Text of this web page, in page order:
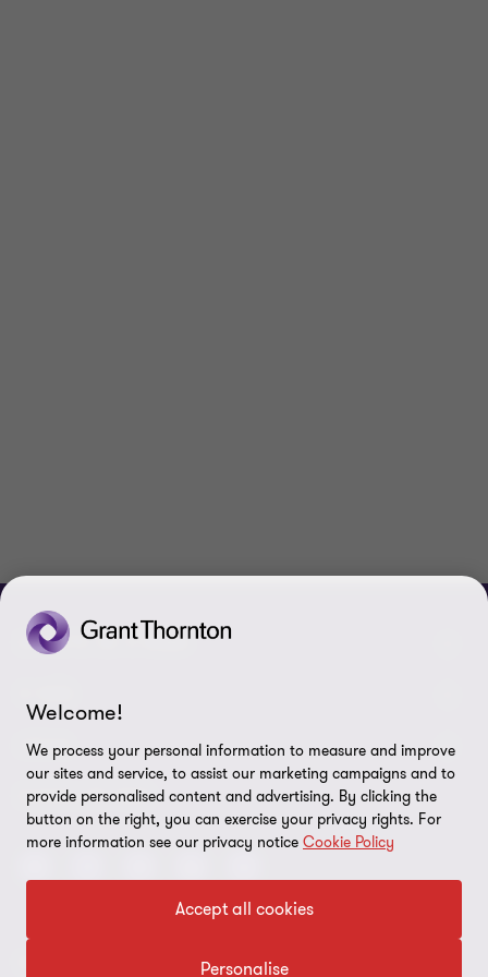
SPOJTE SE S NÁMI
Naši experti
Naše kanceláře
Volné pozice
Grant Thornton v Česku
Grant Thornton ve světě
Firemní Novinky
ESG report 2025
LEGAL
Právní pokyny
Ochrana osobních údajů
Imprint
SLEDUJTE NÁS
© 2026 Grant Thornton - Všechna práva vyhrazena.
Welcome!
We process your personal information to measure and improve
our sites and service, to assist our marketing campaigns and to
provide personalised content and advertising. By clicking the
button on the right, you can exercise your privacy rights. For
more information see our privacy notice Cookie Policy
Accept all cookies
Personalise